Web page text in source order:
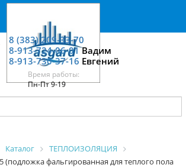
8 (383) 209-33-70
8-913-724-06-01Вадим
8-913-730-37-16 Евгений
Время работы:
Пн-Пт 9-19
Каталог
ТЕПЛОИЗОЛЯЦИЯ
(подложка фальгированная для теплого пола